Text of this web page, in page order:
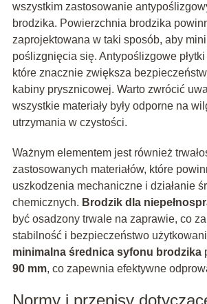
wszystkim zastosowanie
brodzika. Powierzchnia brodzika
zaprojektowana w taki sposób, aby
poślizgnięcia się. Antypoślizgowe
które znacznie zwiększa
kabiny prysznicowej. Warto zwrócić
wszystkie materiały były odporne na
utrzymania w czystości.
Ważnym elementem jest również
zastosowanych materiałów, które
uszkodzenia mechaniczne i działanie
chemicznych. Brodzik dla
być osadzony trwale na zaprawie, co
stabilność i bezpieczeństwo
minimalna średnica syfonu brodzika
90 mm, co zapewnia efektywne